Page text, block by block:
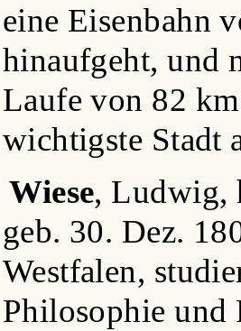
eine Eisenbahn
hinaufgeht, und
Laufe von 82
wichtigste Stadt
Wiese, Ludwig,
geb. 30. Dez.
Westfalen,
Philosophie